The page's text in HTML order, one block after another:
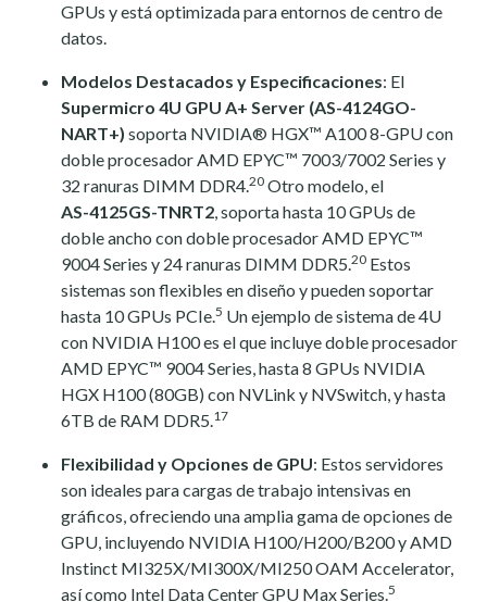
GPUs y está optimizada para entornos de centro de
datos.
Modelos Destacados y Especificaciones: El
Supermicro 4U GPU A+ Server (AS-4124GO-
NART+) soporta NVIDIA® HGX™ A100 8-GPU con
doble procesador AMD EPYC™ 7003/7002 Series y
32 ranuras DIMM DDR4.20 Otro modelo, el
AS-4125GS-TNRT2, soporta hasta 10 GPUs de
doble ancho con doble procesador AMD EPYC™
9004 Series y 24 ranuras DIMM DDR5.20 Estos
sistemas son flexibles en diseño y pueden soportar
hasta 10 GPUs PCIe.5 Un ejemplo de sistema de 4U
con NVIDIA H100 es el que incluye doble procesador
AMD EPYC™ 9004 Series, hasta 8 GPUs NVIDIA
HGX H100 (80GB) con NVLink y NVSwitch, y hasta
6TB de RAM DDR5.17
Flexibilidad y Opciones de GPU: Estos servidores
son ideales para cargas de trabajo intensivas en
gráficos, ofreciendo una amplia gama de opciones de
GPU, incluyendo NVIDIA H100/H200/B200 y AMD
Instinct MI325X/MI300X/MI250 OAM Accelerator,
así como Intel Data Center GPU Max Series.5